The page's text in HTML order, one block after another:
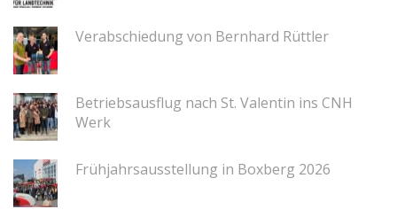
Verabschiedung von Bernhard Rüttler
Betriebsausflug nach St. Valentin ins CNH
Werk
Frühjahrsausstellung in Boxberg 2026